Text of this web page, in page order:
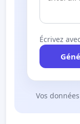
Écrivez
Vos